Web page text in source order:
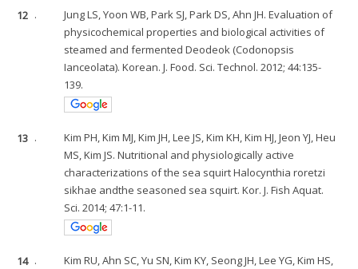
12 .
Jung LS, Yoon WB, Park SJ, Park DS, Ahn JH. Evaluation of
physicochemical properties and biological activities of
steamed and fermented Deodeok (Codonopsis
Ianceolata). Korean. J. Food. Sci. Technol. 2012; 44:135-
139.
13 .
Kim PH, Kim MJ, Kim JH, Lee JS, Kim KH, Kim HJ, Jeon YJ, Heu
MS, Kim JS. Nutritional and physiologically active
characterizations of the sea squirt Halocynthia roretzi
sikhae andthe seasoned sea squirt. Kor. J. Fish Aquat.
Sci. 2014; 47:1-11.
14 .
Kim RU, Ahn SC, Yu SN, Kim KY, Seong JH, Lee YG, Kim HS,